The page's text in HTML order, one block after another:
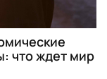
что ждет мир